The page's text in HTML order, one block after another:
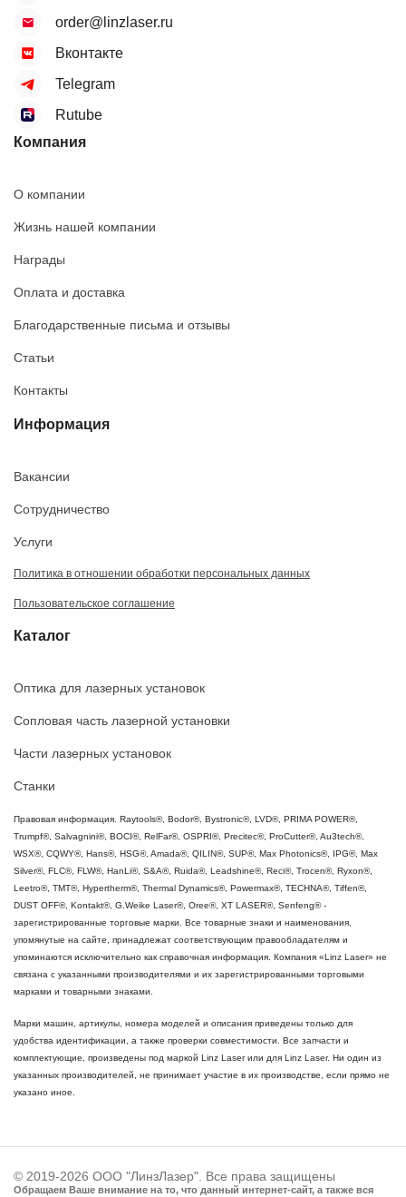
order@linzlaser.ru
Вконтакте
Telegram
Rutube
Компания
О компании
Жизнь нашей компании
Награды
Оплата и доставка
Благодарственные письма и отзывы
Статьи
Контакты
Информация
Вакансии
Сотрудничество
Услуги
Политика в отношении обработки персональных данных
Пользовательское соглашение
Каталог
Оптика для лазерных установок
Сопловая часть лазерной установки
Части лазерных установок
Станки
Правовая информация. Raytools®, Bodor®, Bystronic®, LVD®, PRIMA POWER®,
Trumpf®, Salvagnini®, BOCI®, RelFar®, OSPRI®, Precitec®, ProCutter®, Au3tech®,
WSX®, CQWY®, Hans®, HSG®, Amada®, QILIN®, SUP®, Max Photonics®, IPG®, Max
Silver®, FLC®, FLW®, HanLi®, S&A®, Ruida®, Leadshine®, Reci®, Trocen®, Ryxon®,
Leetro®, TMT®, Hypertherm®, Thermal Dynamics®, Powermax®, TECHNA®, Tiffen®,
DUST OFF®, Kontakt®, G.Weike Laser®, Oree®, XT LASER®, Senfeng® -
зарегистрированные торговые марки. Все товарные знаки и наименования,
упомянутые на сайте, принадлежат соответствующим правообладателям и
упоминаются исключительно как справочная информация. Компания «Linz Laser» не
связана с указанными производителями и их зарегистрированными торговыми
марками и товарными знаками.
Марки машин, артикулы, номера моделей и описания приведены только для
удобства идентификации, а также проверки совместимости. Все запчасти и
комплектующие, произведены под маркой Linz Laser или для Linz Laser. Ни один из
указанных производителей, не принимает участие в их производстве, если прямо не
указано иное.
© 2019-2026 ООО "ЛинзЛазер". Все права защищены
Обращаем Ваше внимание на то, что данный интернет-сайт, а также вся